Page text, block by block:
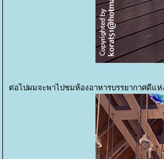
ต่อไปผมจะพาไปชมห้องอาหารบรรยากาศดีแห่